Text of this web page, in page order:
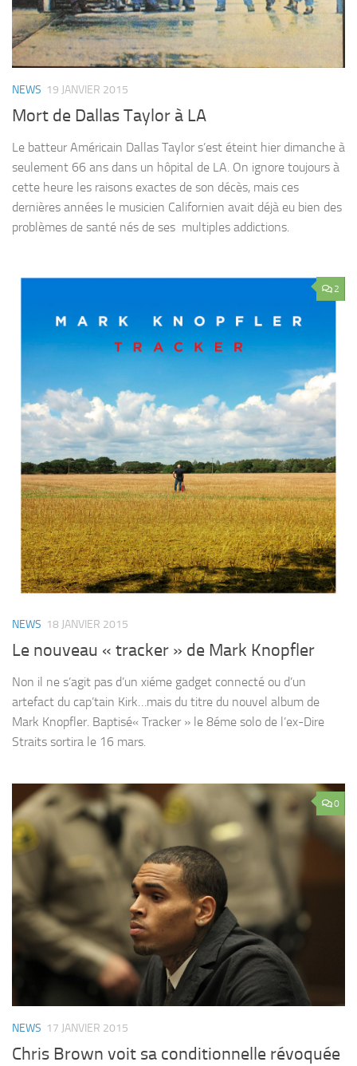
NEWS 19 JANVIER 2015
Mort de Dallas Taylor à LA
Le batteur Américain Dallas Taylor s’est éteint hier dimanche à
seulement 66 ans dans un hôpital de LA. On ignore toujours à
cette heure les raisons exactes de son décès, mais ces
dernières années le musicien Californien avait déjà eu bien des
problèmes de santé nés de ses multiples addictions.
2
NEWS 18 JANVIER 2015
Le nouveau « tracker » de Mark Knopfler
Non il ne s’agit pas d’un xiéme gadget connecté ou d’un
artefact du cap’tain Kirk…mais du titre du nouvel album de
Mark Knopfler. Baptisé« Tracker » le 8éme solo de l’ex-Dire
Straits sortira le 16 mars.
0
NEWS 17 JANVIER 2015
Chris Brown voit sa conditionnelle révoquée